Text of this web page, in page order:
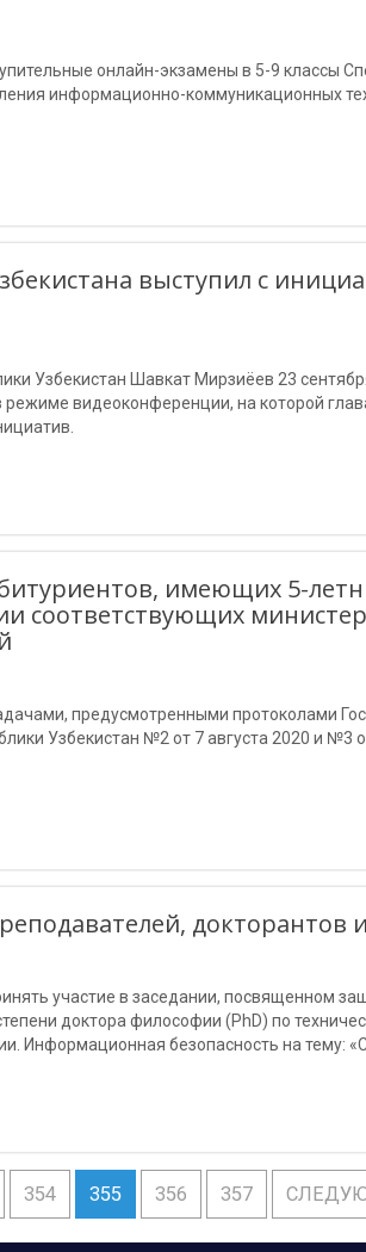
онлайн-экзамены в 5-9 классы
информационно-коммуникационных
выступил с
Узбекистан Шавкат Мирзиёев 23
видеоконференции, на которой
имеющих 5-
соответствующих
предусмотренными протоколами
Узбекистан №2 от 7 августа 2020 и №3
докторантов
участие в заседании, посвященном
доктора философии (PhD) по
Информационная безопасность на тему:
354 355 356 357